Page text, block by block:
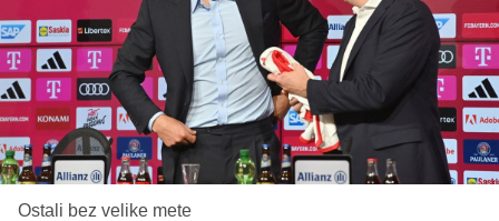
Ostali bez velike mete